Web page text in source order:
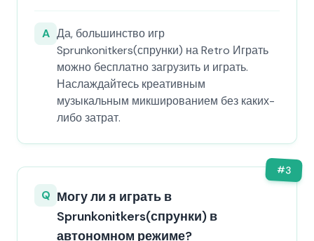
A Да, большинство игр
Sprunkonitkers(спрунки) на Retro Играть
можно бесплатно загрузить и играть.
Наслаждайтесь креативным
музыкальным микшированием без каких-
либо затрат.
#3
Q Могу ли я играть в
Sprunkonitkers(спрунки) в
автономном режиме?